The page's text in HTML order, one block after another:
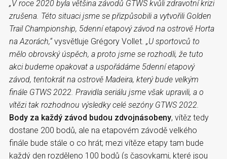
„V roce 2020 byla většina závodů GTWS kvůli zdravotní krizi
zrušena. Této situaci jsme se přizpůsobili a vytvořili Golden
Trail Championship, 5denní etapový závod na ostrově Horta
na Azorách,“vysvětluje Grégory Vollet. „U sportovců to
mělo obrovský úspěch, a proto jsme se rozhodli, že tuto
akci budeme opakovat a uspořádáme 5denní etapový
závod, tentokrát na ostrově Madeira, který bude velkým
finále GTWS 2022. Pravidla seriálu jsme však upravili, a o
vítězi tak rozhodnou výsledky celé sezóny GTWS 2022.
Body za každý závod budou zdvojnásobeny, vítěz tedy
dostane 200 bodů, ale na etapovém závodě velkého
finále bude stále o co hrát; mezi vítěze etapy tam bude
každý den rozděleno 100 bodů (s časovkami, které jsou